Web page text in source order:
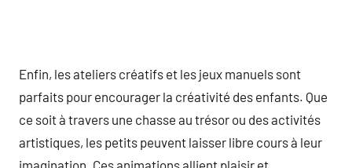
Enfin, les ateliers créatifs et les jeux manuels sont
parfaits pour encourager la créativité des enfants. Que
ce soit à travers une chasse au trésor ou des activités
artistiques, les petits peuvent laisser libre cours à leur
imagination. Ces animations allient plaisir et